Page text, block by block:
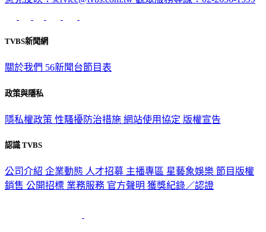
TVBS新聞網
關於我們 56新聞台節目表
政策與隱私
隱私權政策 性騷擾防治措施 網站使用協定 版權宣告
認識 TVBS
公司介紹 企業動態 人才招募 主播專區 星藝象娛樂 節目版權
銷售 公開招標 業務服務 官方聲明 獲獎紀錄／認證